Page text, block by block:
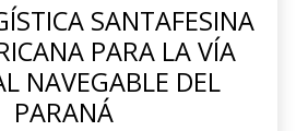
SANTAFESINA
PARA LA VÍA
NAVEGABLE DEL
PARANÁ